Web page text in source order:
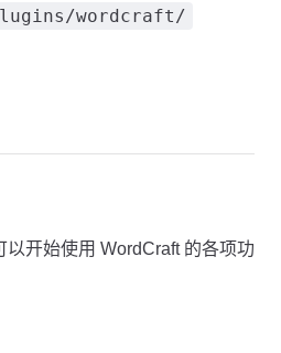
wordcraft/
开始使用 WordCraft 的各项功